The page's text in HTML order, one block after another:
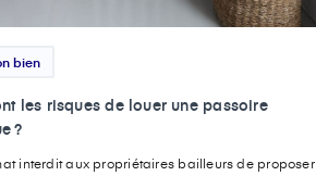
bien
les risques de louer une passoire
?
interdit aux propriétaires bailleurs de proposer